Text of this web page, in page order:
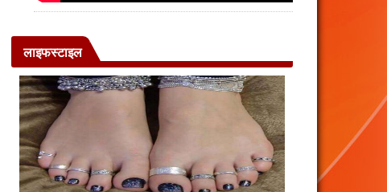
लाइफस्टाइल